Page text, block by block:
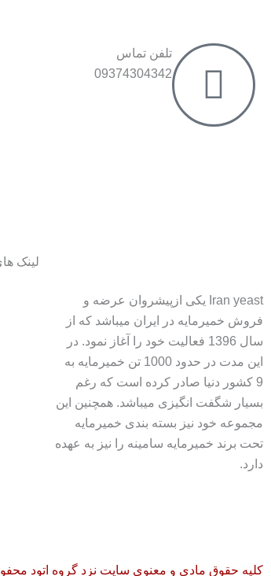
تلفن تماس
09374304342
Iran yeast یکی ازپیشروان عرضه و
فروش خمیرمایه در ایران میباشد که از
سال 1396 فعالیت خود را آغاز نمود. در
این مدت در حدود 1000 تن خمیرمایه به
9 کشور دنیا صادر کرده است که رغم
بسیار شگفت انگیزی میباشد. همچنین این
مجموعه خود نیز بسته بندی خمیرمایه
تحت برند خمیرمایه سامینه را نیز به عهده
دارد.
لینک
کلیه حقوق مادی و معنوی سایت نزد گروه اتود